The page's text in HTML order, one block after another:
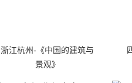
浙江杭州-《中国的建筑与
景观》